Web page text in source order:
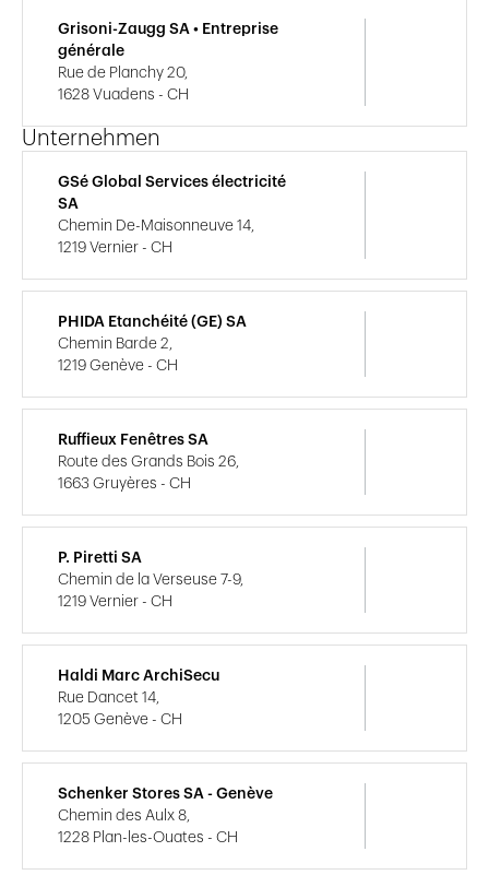
Grisoni-Zaugg SA • Entreprise
générale
Rue de Planchy 20,
1628 Vuadens - CH
Unternehmen
GSé Global Services électricité
SA
Chemin De-Maisonneuve 14,
1219 Vernier - CH
PHIDA Etanchéité (GE) SA
Chemin Barde 2,
1219 Genève - CH
Ruffieux Fenêtres SA
Route des Grands Bois 26,
1663 Gruyères - CH
P. Piretti SA
Chemin de la Verseuse 7-9,
1219 Vernier - CH
Haldi Marc ArchiSecu
Rue Dancet 14,
1205 Genève - CH
Schenker Stores SA - Genève
Chemin des Aulx 8,
1228 Plan-les-Ouates - CH